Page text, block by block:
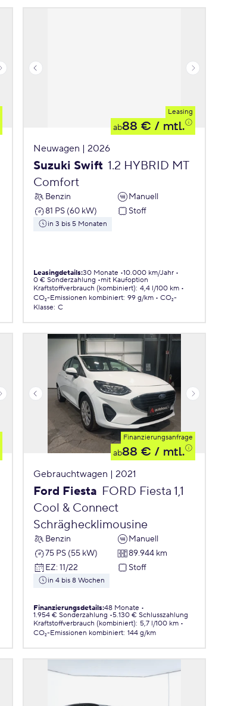
Leasing
ab88 € / mtl.
Neuwagen | 2026
Suzuki Swift 1.2 HYBRID MT
Comfort
Benzin
Manuell
81 PS (60 kW)
Stoff
in 3 bis 5 Monaten
Leasingdetails:30 Monate 10.000 km/Jahr
0 € Sonderzahlung
mit Kaufoption
Kraftstoffverbrauch (kombiniert): 4,4 l/100 km
CO₂-Emissionen kombiniert: 99 g/km
CO₂-
Klasse: C
Finanzierungsanfrage
ab88 € / mtl.
Gebrauchtwagen | 2021
Ford Fiesta FORD Fiesta 1,1
Cool & Connect
Schräghecklimousine
Benzin
Manuell
75 PS (55 kW)
89.944 km
EZ: 11/22 Stoff
in 4 bis 8 Wochen
Finanzierungsdetails:48 Monate
1.954 € Sonderzahlung 5.130 € Schlusszahlung
Kraftstoffverbrauch (kombiniert): 5,7 l/100 km
CO₂-Emissionen kombiniert: 144 g/km